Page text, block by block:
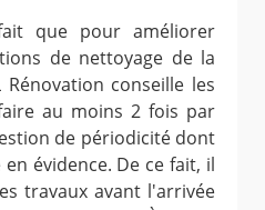
que pour améliorer
de nettoyage de la
conseille les
au moins 2 fois par
de périodicité dont
évidence. De ce fait, il
travaux avant l'arrivée